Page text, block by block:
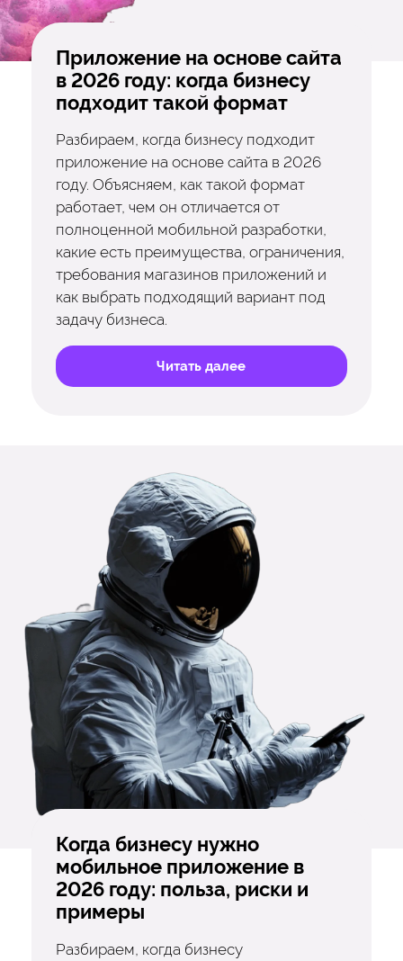
Приложение на основе сайта
в 2026 году: когда бизнесу
подходит такой формат
Разбираем, когда бизнесу подходит
приложение на основе сайта в 2026
году. Объясняем, как такой формат
работает, чем он отличается от
полноценной мобильной разработки,
какие есть преимущества, ограничения,
требования магазинов приложений и
как выбрать подходящий вариант под
задачу бизнеса.
Читать далее
Когда бизнесу нужно
мобильное приложение в
2026 году: польза, риски и
примеры
Разбираем, когда бизнесу